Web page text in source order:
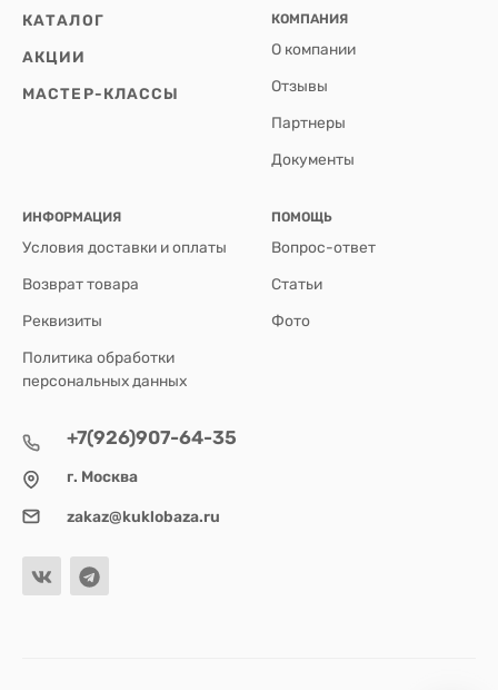
КАТАЛОГ
АКЦИИ
МАСТЕР-КЛАССЫ
КОМПАНИЯ
О компании
Отзывы
Партнеры
Документы
ИНФОРМАЦИЯ
Условия доставки и оплаты
Возврат товара
Реквизиты
Политика обработки
персональных данных
ПОМОЩЬ
Вопрос-ответ
Статьи
Фото
+7(926)907-64-35
г. Москва
zakaz@kuklobaza.ru